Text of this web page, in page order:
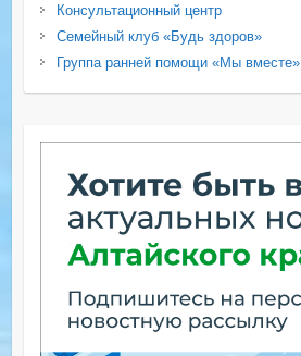
Консультационный центр
Семейный клуб «Будь здоров»
Группа ранней помощи «Мы вместе»